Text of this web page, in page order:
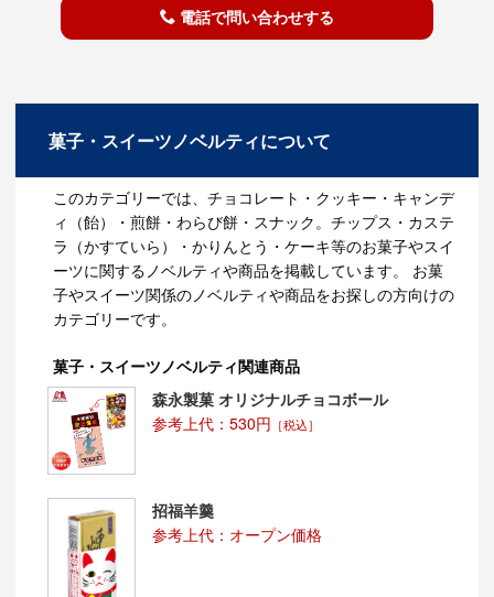
電話で問い合わせする
菓子・スイーツノベルティについて
このカテゴリーでは、チョコレート・クッキー・キャンデ
ィ（飴）・煎餅・わらび餅・スナック。チップス・カステ
ラ（かすていら）・かりんとう・ケーキ等のお菓子やスイ
ーツに関するノベルティや商品を掲載しています。 お菓
子やスイーツ関係のノベルティや商品をお探しの方向けの
カテゴリーです。
菓子・スイーツノベルティ関連商品
森永製菓 オリジナルチョコボール
参考上代：530円 ［税込］
招福羊羹
参考上代：オープン価格